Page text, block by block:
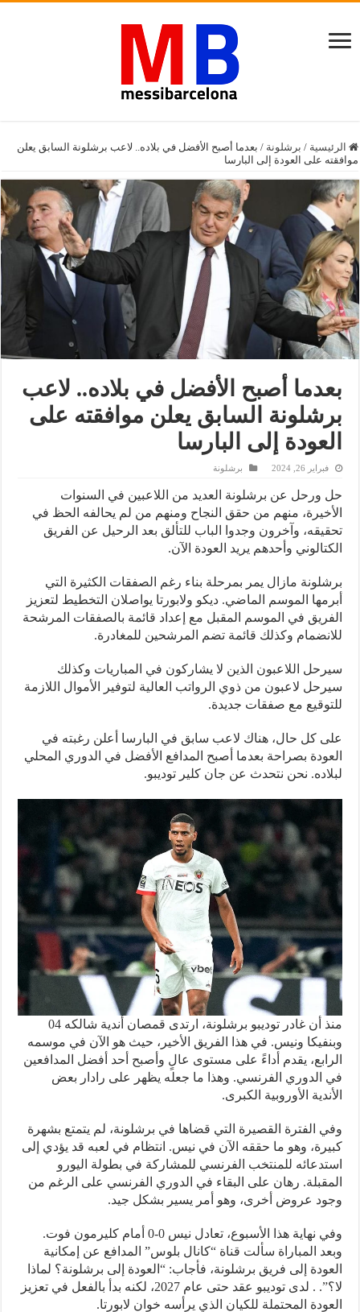
الرئيسية / برشلونة / بعدما أصبح الأفضل في بلاده.. لاعب برشلونة السابق يعلن
موافقته على العودة إلى البارسا
بعدما أصبح الأفضل في بلاده.. لاعب
برشلونة السابق يعلن موافقته على
العودة إلى البارسا
فبراير 26, 2024 برشلونة
حل ورحل عن برشلونة العديد من اللاعبين في السنوات
الأخيرة، منهم من حقق النجاح ومنهم من لم يحالفه الحظ في
تحقيقه، وآخرون وجدوا الباب للتألق بعد الرحيل عن الفريق
الكتالوني وأحدهم يريد العودة الآن.
برشلونة مازال يمر بمرحلة بناء رغم الصفقات الكثيرة التي
أبرمها الموسم الماضي. ديكو ولابورتا يواصلان التخطيط لتعزيز
الفريق في الموسم المقبل مع إعداد قائمة بالصفقات المرشحة
للانضمام وكذلك قائمة تضم المرشحين للمغادرة.
سيرحل اللاعبون الذين لا يشاركون في المباريات وكذلك
سيرحل لاعبون من ذوي الرواتب العالية لتوفير الأموال اللازمة
للتوقيع مع صفقات جديدة.
على كل حال، هناك لاعب سابق في البارسا أعلن رغبته في
العودة بصراحة بعدما أصبح المدافع الأفضل في الدوري المحلي
لبلاده. نحن نتحدث عن جان كلير توديبو.
منذ أن غادر توديبو برشلونة، ارتدى قمصان أندية شالكه 04
وبنفيكا ونيس. في هذا الفريق الأخير، حيث هو الآن في موسمه
الرابع، يقدم أداءً على مستوى عالٍ وأصبح أحد أفضل المدافعين
في الدوري الفرنسي. وهذا ما جعله يظهر على رادار بعض
الأندية الأوروبية الكبرى.
وفي الفترة القصيرة التي قضاها في برشلونة، لم يتمتع بشهرة
كبيرة، وهو ما حققه الآن في نيس. انتظام في لعبه قد يؤدي إلى
استدعائه للمنتخب الفرنسي للمشاركة في بطولة اليورو
المقبلة. رهان على البقاء في الدوري الفرنسي على الرغم من
وجود عروض أخرى، وهو أمر يسير بشكل جيد.
وفي نهاية هذا الأسبوع، تعادل نيس 0-0 أمام كليرمون فوت.
وبعد المباراة سألت قناة “كانال بلوس” المدافع عن إمكانية
العودة إلى فريق برشلونة، فأجاب: “العودة إلى برشلونة؟ لماذا
لا؟”. . لدى توديبو عقد حتى عام 2027، لكنه بدأ بالفعل في تعزيز
العودة المحتملة للكيان الذي يرأسه خوان لابورتا.